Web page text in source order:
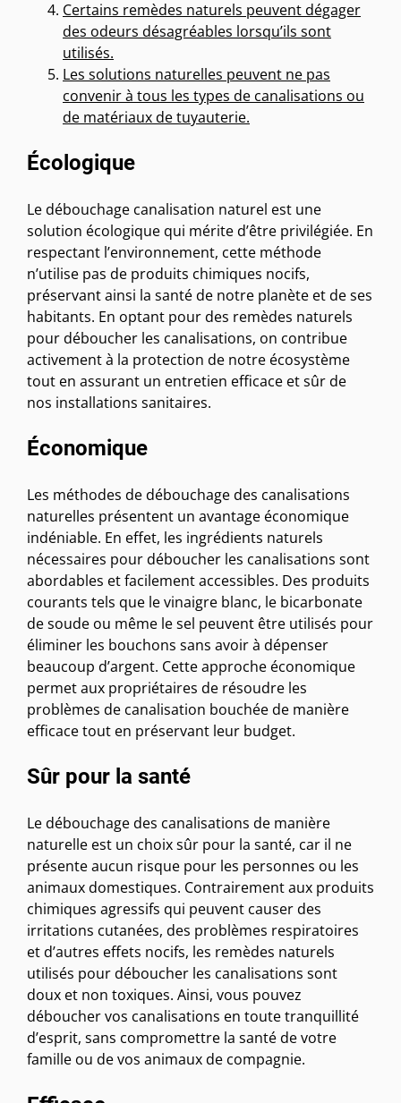
Certains remèdes naturels peuvent dégager
des odeurs désagréables lorsqu’ils sont
utilisés.
Les solutions naturelles peuvent ne pas
convenir à tous les types de canalisations ou
de matériaux de tuyauterie.
Écologique
Le débouchage canalisation naturel est une
solution écologique qui mérite d’être privilégiée. En
respectant l’environnement, cette méthode
n’utilise pas de produits chimiques nocifs,
préservant ainsi la santé de notre planète et de ses
habitants. En optant pour des remèdes naturels
pour déboucher les canalisations, on contribue
activement à la protection de notre écosystème
tout en assurant un entretien efficace et sûr de
nos installations sanitaires.
Économique
Les méthodes de débouchage des canalisations
naturelles présentent un avantage économique
indéniable. En effet, les ingrédients naturels
nécessaires pour déboucher les canalisations sont
abordables et facilement accessibles. Des produits
courants tels que le vinaigre blanc, le bicarbonate
de soude ou même le sel peuvent être utilisés pour
éliminer les bouchons sans avoir à dépenser
beaucoup d’argent. Cette approche économique
permet aux propriétaires de résoudre les
problèmes de canalisation bouchée de manière
efficace tout en préservant leur budget.
Sûr pour la santé
Le débouchage des canalisations de manière
naturelle est un choix sûr pour la santé, car il ne
présente aucun risque pour les personnes ou les
animaux domestiques. Contrairement aux produits
chimiques agressifs qui peuvent causer des
irritations cutanées, des problèmes respiratoires
et d’autres effets nocifs, les remèdes naturels
utilisés pour déboucher les canalisations sont
doux et non toxiques. Ainsi, vous pouvez
déboucher vos canalisations en toute tranquillité
d’esprit, sans compromettre la santé de votre
famille ou de vos animaux de compagnie.